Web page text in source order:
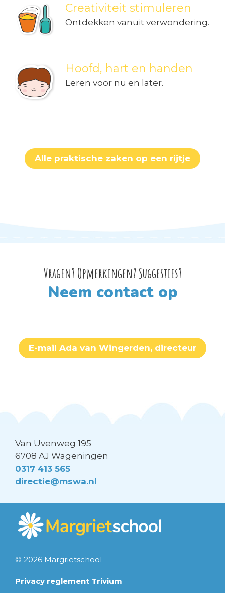
Creativiteit stimuleren
Ontdekken vanuit verwondering.
Hoofd, hart en handen
Leren voor nu en later.
Alle praktische zaken op een rijtje
Vragen? Opmerkingen? Suggesties?
Neem contact op
E-mail Ada van Wingerden, directeur
Van Uvenweg 195
6708 AJ Wageningen
0317 413 565
directie@mswa.nl
© 2026 Margrietschool
Privacy reglement Trivium